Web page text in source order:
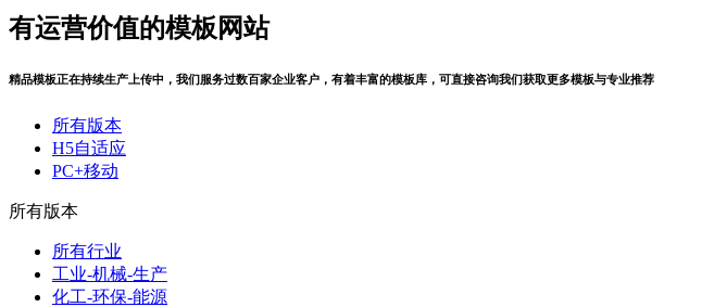
有运营价值的模板网站
精品模板正在持续生产上传中，我们服务过数百家企业客户，有着丰富的模板库，可直接咨询我们获取更多模板与专业推荐
所有版本
H5自适应
PC+移动
所有版本
所有行业
工业-机械-生产
化工-环保-能源